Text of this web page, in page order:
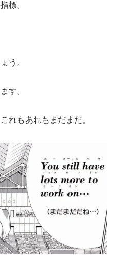
標。
う。
す。
れもあれもまだまだ。